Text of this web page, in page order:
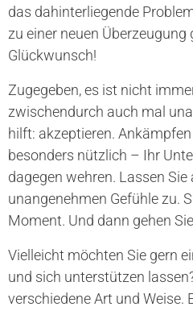
das dahinterliegende
zu einer neuen
Glückwunsch!
Zugegeben, es ist nicht
zwischendurch auch mal
hilft: akzeptieren.
besonders nützlich – Ihr
dagegen wehren. Lassen Sie
unangenehmen Gefühle zu.
Moment. Und dann gehen
Vielleicht möchten Sie gern
und sich unterstützen
verschiedene Art und Weise.